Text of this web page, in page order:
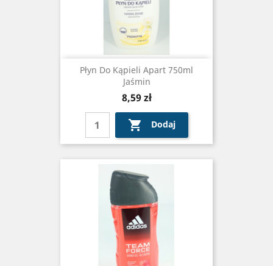
Płyn Do Kąpieli Apart 750ml
Jaśmin
Cena
8,59 zł
 Dodaj